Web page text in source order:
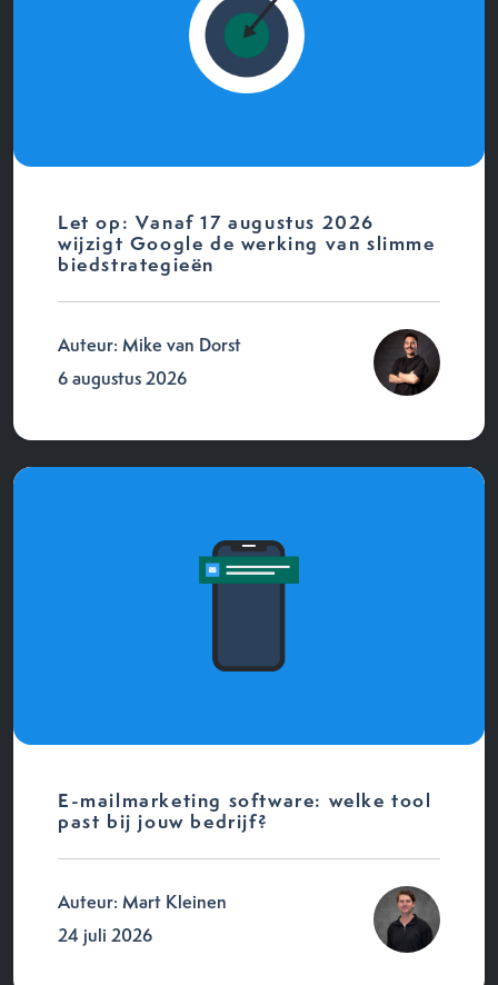
Let op: Vanaf 17 augustus 2026
wijzigt Google de werking van slimme
biedstrategieën
Auteur: Mike van Dorst
6 augustus 2026
E-mailmarketing software: welke tool
past bij jouw bedrijf?
Auteur: Mart Kleinen
24 juli 2026